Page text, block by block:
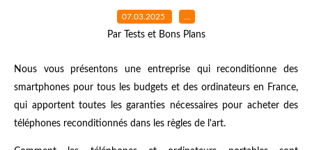
07.03.2025 …
Par Tests et Bons Plans
Nous vous présentons une entreprise qui reconditionne des
smartphones pour tous les budgets et des ordinateurs en France,
qui apportent toutes les garanties nécessaires pour acheter des
téléphones reconditionnés dans les règles de l'art.